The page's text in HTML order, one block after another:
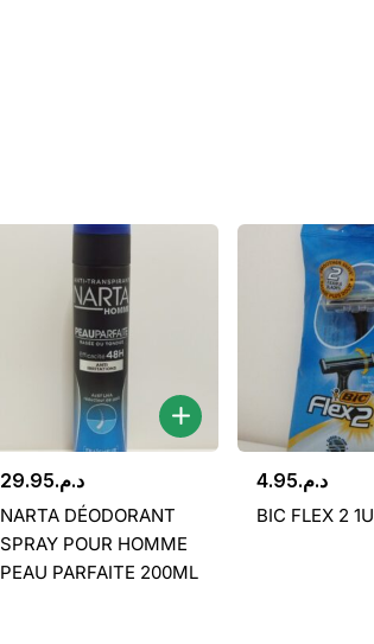
د.م.29.95
NARTA DÉODORANT
SPRAY POUR HOMME
PEAU PARFAITE 200ML
د.م.4.95
BIC FLEX 2 1U